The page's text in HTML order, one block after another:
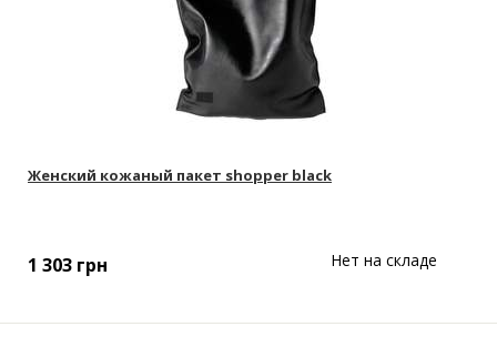
Женский кожаный пакет shopper black
1 303 грн Нет на складе